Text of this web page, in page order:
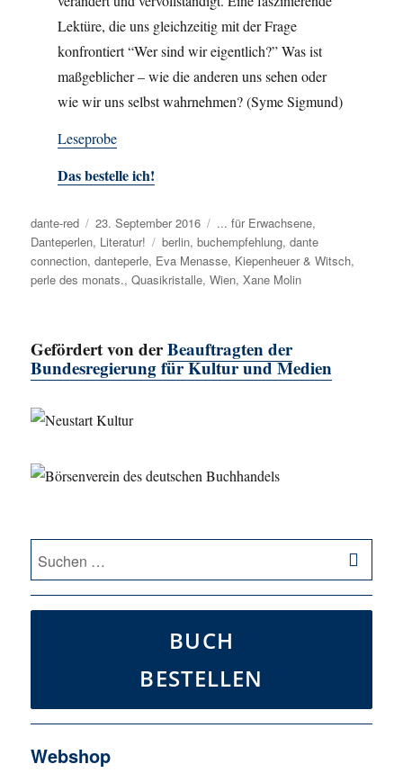
Lektüre, die uns gleichzeitig mit der Frage
konfrontiert “Wer sind wir eigentlich?” Was ist
maßgeblicher – wie die anderen uns sehen oder
wie wir uns selbst wahrnehmen? (Syme Sigmund)
Leseprobe
Das bestelle ich!
Autor
dante-red
Veröffentlicht
am
23. September 2016 Kategorien
... für Erwachsene,
Danteperlen, Literatur! Schlagwörter
berlin,buchempfehlung,dante
connection,danteperle, Eva Menasse, Kiepenheuer & Witsch,
perle des monats.,Quasikristalle,Wien,Xane Molin
Gefördert von derBeauftragten der
Bundesregierung für Kultur und Medien
Suche
nach:
BUCH
BESTELLEN
Webshop